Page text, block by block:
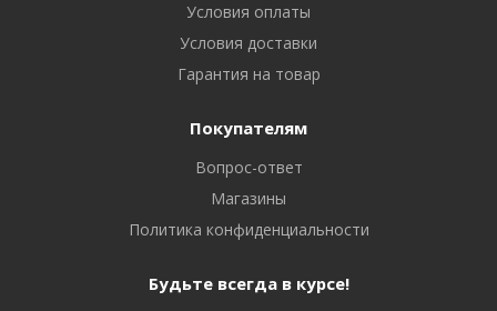
Условия оплаты
Условия доставки
Гарантия на товар
Покупателям
Вопрос-ответ
Магазины
Политика конфиденциальности
Будьте всегда в курсе!